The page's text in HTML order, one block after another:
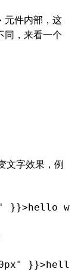
元件内部，这
同，来看一个
文字效果，例
}}>hello
}}>hello